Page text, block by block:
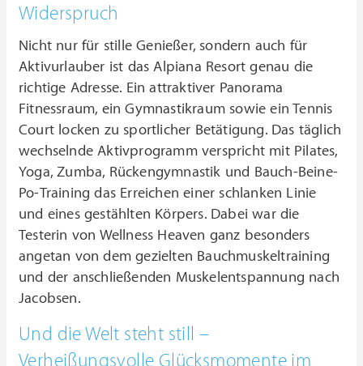
Widerspruch
Nicht nur für stille Genießer, sondern auch für
Aktivurlauber ist das Alpiana Resort genau die
richtige Adresse. Ein attraktiver Panorama
Fitnessraum, ein Gymnastikraum sowie ein Tennis
Court locken zu sportlicher Betätigung. Das täglich
wechselnde Aktivprogramm verspricht mit Pilates,
Yoga, Zumba, Rückengymnastik und Bauch-Beine-
Po-Training das Erreichen einer schlanken Linie
und eines gestählten Körpers. Dabei war die
Testerin von Wellness Heaven ganz besonders
angetan von dem gezielten Bauchmuskeltraining
und der anschließenden Muskelentspannung nach
Jacobsen.
Und die Welt steht still –
Verheißungsvolle Glücksmomente im